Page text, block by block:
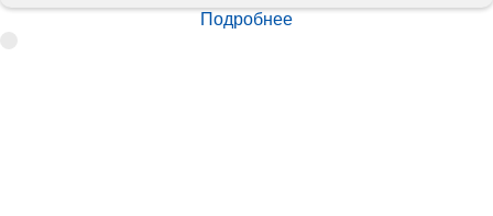
Подробнее